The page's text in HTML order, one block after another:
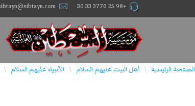
+98 25 3770 33 30
الصفحة الرئيسية \ أهل البيت عليهم السلام \ الأنبياء عليهم السلام \